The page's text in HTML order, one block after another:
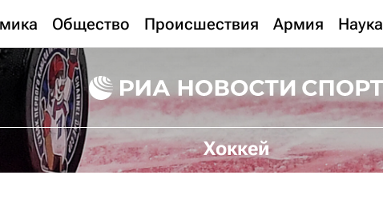
Общество Происшествия Армия Наука
Хоккей